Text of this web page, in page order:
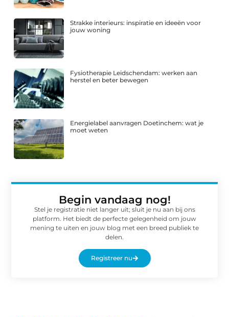
Strakke interieurs: inspiratie en ideeën voor
jouw woning
Fysiotherapie Leidschendam: werken aan
herstel en beter bewegen
Energielabel aanvragen Doetinchem: wat je
moet weten
Begin vandaag nog!
Stel je registratie niet langer uit; sluit je nu aan bij ons
platform. Het biedt de perfecte gelegenheid om jouw
mening te uiten en jouw blog met een breed publiek te
delen.
Registreer nu